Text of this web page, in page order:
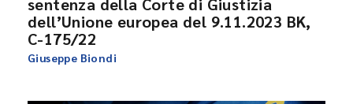
dell’Unione europea del 9.11.2023 BK,
C-175/22
Giuseppe Biondi